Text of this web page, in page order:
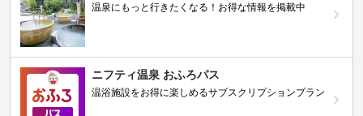
温泉にもっと行きたくなる！お得な情報を掲載中
ニフティ温泉 おふろパス
温浴施設をお得に楽しめるサブスクリプションプラン